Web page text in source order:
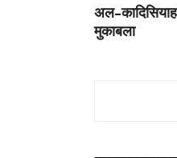
अल-
मुकाबला